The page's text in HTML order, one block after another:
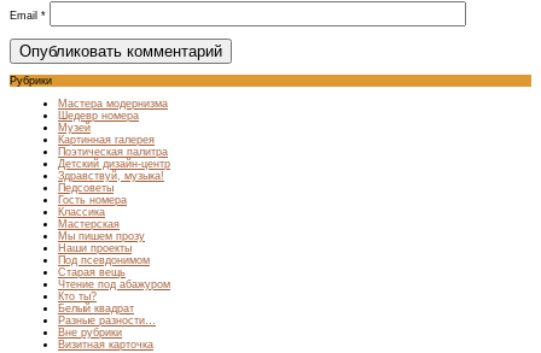
Email *
Рубрики
Мастера модернизма
Шедевр номера
Музей
Картинная галерея
Поэтическая палитра
Детский дизайн-центр
Здравствуй, музыка!
Педсоветы
Гость номера
Классика
Мастерская
Мы пишем прозу
Наши проекты
Под псевдонимом
Старая вещь
Чтение под абажуром
Кто ты?
Белый квадрат
Разные разности…
Вне рубрики
Визитная карточка